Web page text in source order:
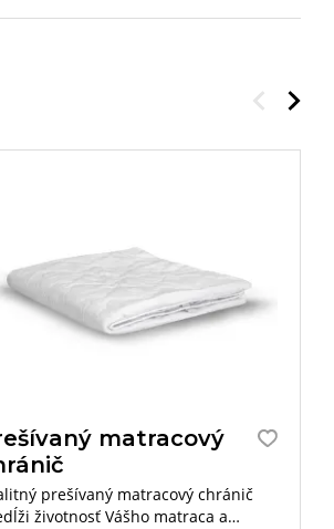
matracový
prešívaný matracový chránič
životnosť Vášho matraca a